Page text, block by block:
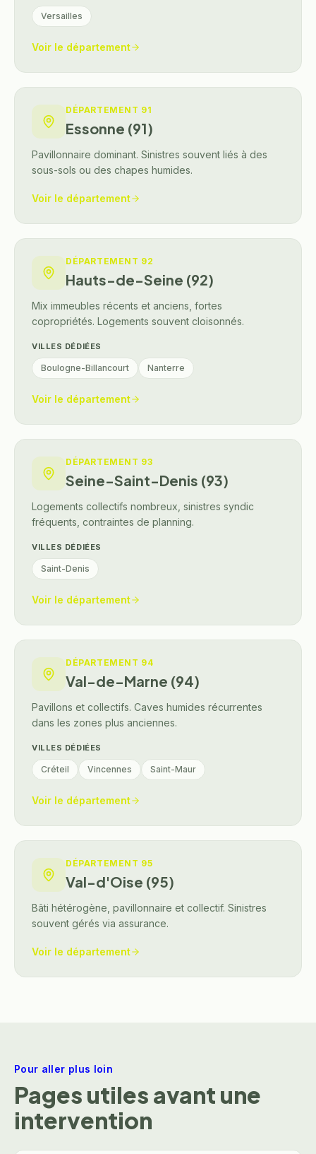
Versailles
Voir le département
DÉPARTEMENT 91
Essonne (91)
Pavillonnaire dominant. Sinistres souvent liés à des
sous-sols ou des chapes humides.
Voir le département
DÉPARTEMENT 92
Hauts-de-Seine (92)
Mix immeubles récents et anciens, fortes
copropriétés. Logements souvent cloisonnés.
VILLES DÉDIÉES
Boulogne-Billancourt Nanterre
Voir le département
DÉPARTEMENT 93
Seine-Saint-Denis (93)
Logements collectifs nombreux, sinistres syndic
fréquents, contraintes de planning.
VILLES DÉDIÉES
Saint-Denis
Voir le département
DÉPARTEMENT 94
Val-de-Marne (94)
Pavillons et collectifs. Caves humides récurrentes
dans les zones plus anciennes.
VILLES DÉDIÉES
Créteil Vincennes Saint-Maur
Voir le département
DÉPARTEMENT 95
Val-d'Oise (95)
Bâti hétérogène, pavillonnaire et collectif. Sinistres
souvent gérés via assurance.
Voir le département
Pour aller plus loin
Pages utiles avant une
intervention